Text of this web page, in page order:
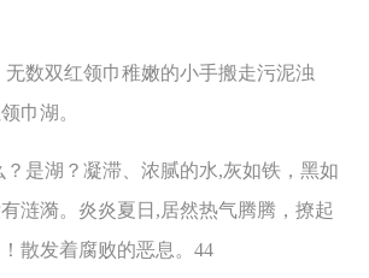
数双红领巾稚嫩的小手搬走污泥浊
巾湖。
？是湖？凝滞、浓腻的水,灰如铁，黑如
涟漪。炎炎夏日,居然热气腾腾，撩起
散发着腐败的恶息。44